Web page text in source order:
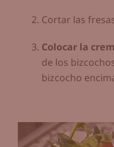
Cortar las
Colocar la
de los
bizcocho